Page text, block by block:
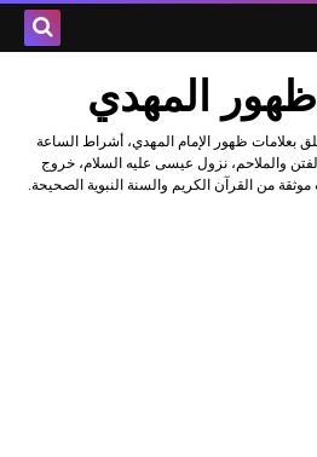
المهدي
بعلامات ظهور الإمام المهدي، أشراط الساعة
والملاحم، نزول عيسى عليه السلام، خروج
من القرآن الكريم والسنة النبوية الصحيحة.